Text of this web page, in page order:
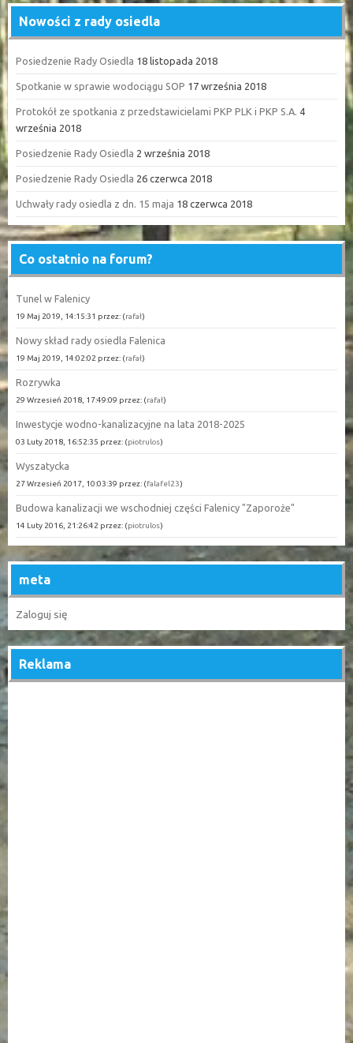
Nowości z rady osiedla
Posiedzenie Rady Osiedla 18 listopada 2018
Spotkanie w sprawie wodociągu SOP 17 września 2018
Protokół ze spotkania z przedstawicielami PKP PLK i PKP S.A. 4
września 2018
Posiedzenie Rady Osiedla 2 września 2018
Posiedzenie Rady Osiedla 26 czerwca 2018
Uchwały rady osiedla z dn. 15 maja 18 czerwca 2018
Co ostatnio na forum?
Tunel w Falenicy
19 Maj 2019, 14:15:31 przez: (rafał)
Nowy skład rady osiedla Falenica
19 Maj 2019, 14:02:02 przez: (rafał)
Rozrywka
29 Wrzesień 2018, 17:49:09 przez: (rafał)
Inwestycje wodno-kanalizacyjne na lata 2018-2025
03 Luty 2018, 16:52:35 przez: (piotrulos)
Wyszatycka
27 Wrzesień 2017, 10:03:39 przez: (falafel23)
Budowa kanalizacji we wschodniej części Falenicy "Zaporoże"
14 Luty 2016, 21:26:42 przez: (piotrulos)
meta
Zaloguj się
Reklama